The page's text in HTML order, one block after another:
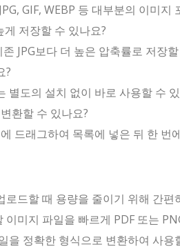
GIF, WEBP 등 대부분의 이미
게 저장할 수 있나요?
JPG보다 더 높은 압축률로 저장
?
별도의 설치 없이 바로 사용할 수
환할 수 있나요?
드래그하여 목록에 넣은 뒤 한 번
로드할 때 용량을 줄이기 위해 간편
이미지 파일을 빠르게 PDF 또는
을 정확한 형식으로 변환하여 사용